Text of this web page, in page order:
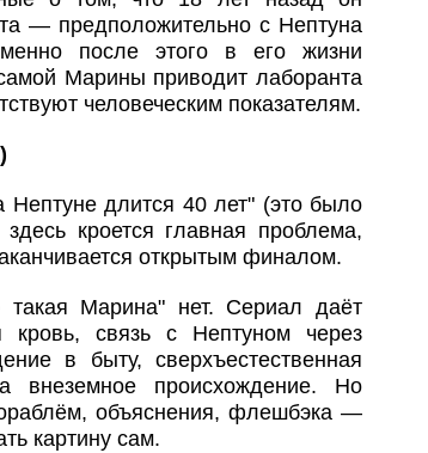
— предположительно с Нептуна
после этого в его жизни
Марины приводит лаборанта
человеческим показателям.
Нептуне длится 40 лет" (это было
кроется главная проблема,
открытым финалом.
такая Марина" нет. Сериал даёт
кровь, связь с Нептуном через
в быту, сверхъестественная
внеземное происхождение. Но
объяснения, флешбэка —
картину сам.